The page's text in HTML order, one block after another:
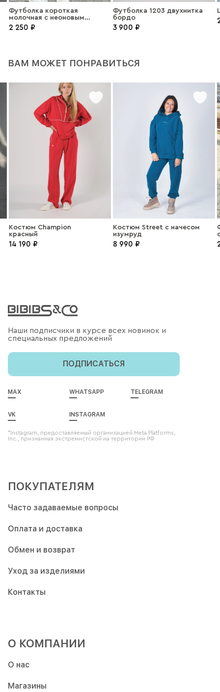
Футболка короткая
молочная с неоновым
краем
2 250 ₽
Футболка 1203 двухнитка
бордо
3 900 ₽
ВАМ МОЖЕТ ПОНРАВИТЬСЯ
Костюм Champion
красный
14 190 ₽
Костюм Street с начесом
изумруд
8 990 ₽
Наши подписчики в курсе всех новинок и
специальных предложений
ПОДПИСАТЬСЯ
MAX WHATSAPP TELEGRAM
VK INSTAGRAM
*Instagram, предоставляемый организацией Meta Platforms,
Inc., признанная экстремистской на территории РФ
ПОКУПАТЕЛЯМ
Часто задаваемые вопросы
Оплата и доставка
Обмен и возврат
Уход за изделиями
Контакты
О КОМПАНИИ
О нас
Магазины